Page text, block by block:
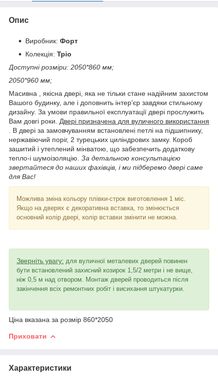
Опис
Виробник: Форт
Колекція: Тріо
Доступні розміри: 2050*860 мм;
2050*960 мм;
Масивна , якісна двері, яка не тільки стане надійним захистом
Вашого будинку, але і доповнить інтер'єр завдяки стильному
дизайну. За умови правильної експлуатації двері прослужить
Вам довгі роки. Двері призначена для вуличного використання
. В двері за замовчуванням встановлені петлі на підшипнику,
нержавіючий поріг, 2 турецьких циліндрових замку. Короб
зашитий і утеплений мінватою, що забезпечить додаткову
тепло-і шумоізоляцію. За детальною консультацією
звертайтеся до наших фахівців, і ми підберемо двері саме
для Вас!
Можлива зміна кольору плівки-строк виготовлення 1 міс.
Якщо на дверях є декоративна вставка, то змінюється
основний колір двері, колір вставки змінити не можна.
Зверніть увагу: для вуличної металевих дверей повинен
бути встановлений захисний козирок 1,5/2 метри і не вище,
ніж 0,5 м над отвором. Монтаж дверей проводиться після
закінчення всіх ремонтних робіт і висихання штукатурки.
Ціна вказана за розмір 860*2050
Приховати
Характеристики